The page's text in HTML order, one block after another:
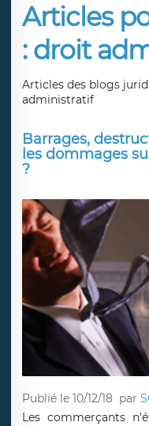
Articles
: droit
Articles des blogs
administratif
Barrages,
les dommages
?
Publié le 10/12/18 par
Les commerçants